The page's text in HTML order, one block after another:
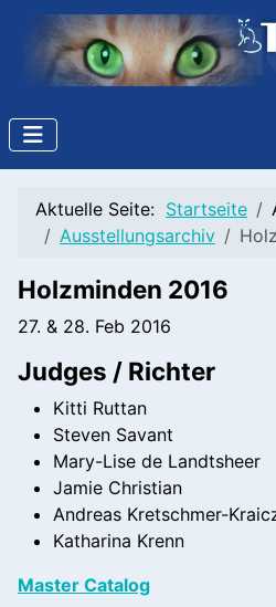
Aktuelle Seite: Startseite
Ausstellungsarchiv
Holzminden 2016
27. & 28. Feb 2016
Judges / Richter
Kitti Ruttan
Steven Savant
Mary-Lise de Landtsheer
Jamie Christian
Andreas Kretschmer-
Katharina Krenn
Master Catalog